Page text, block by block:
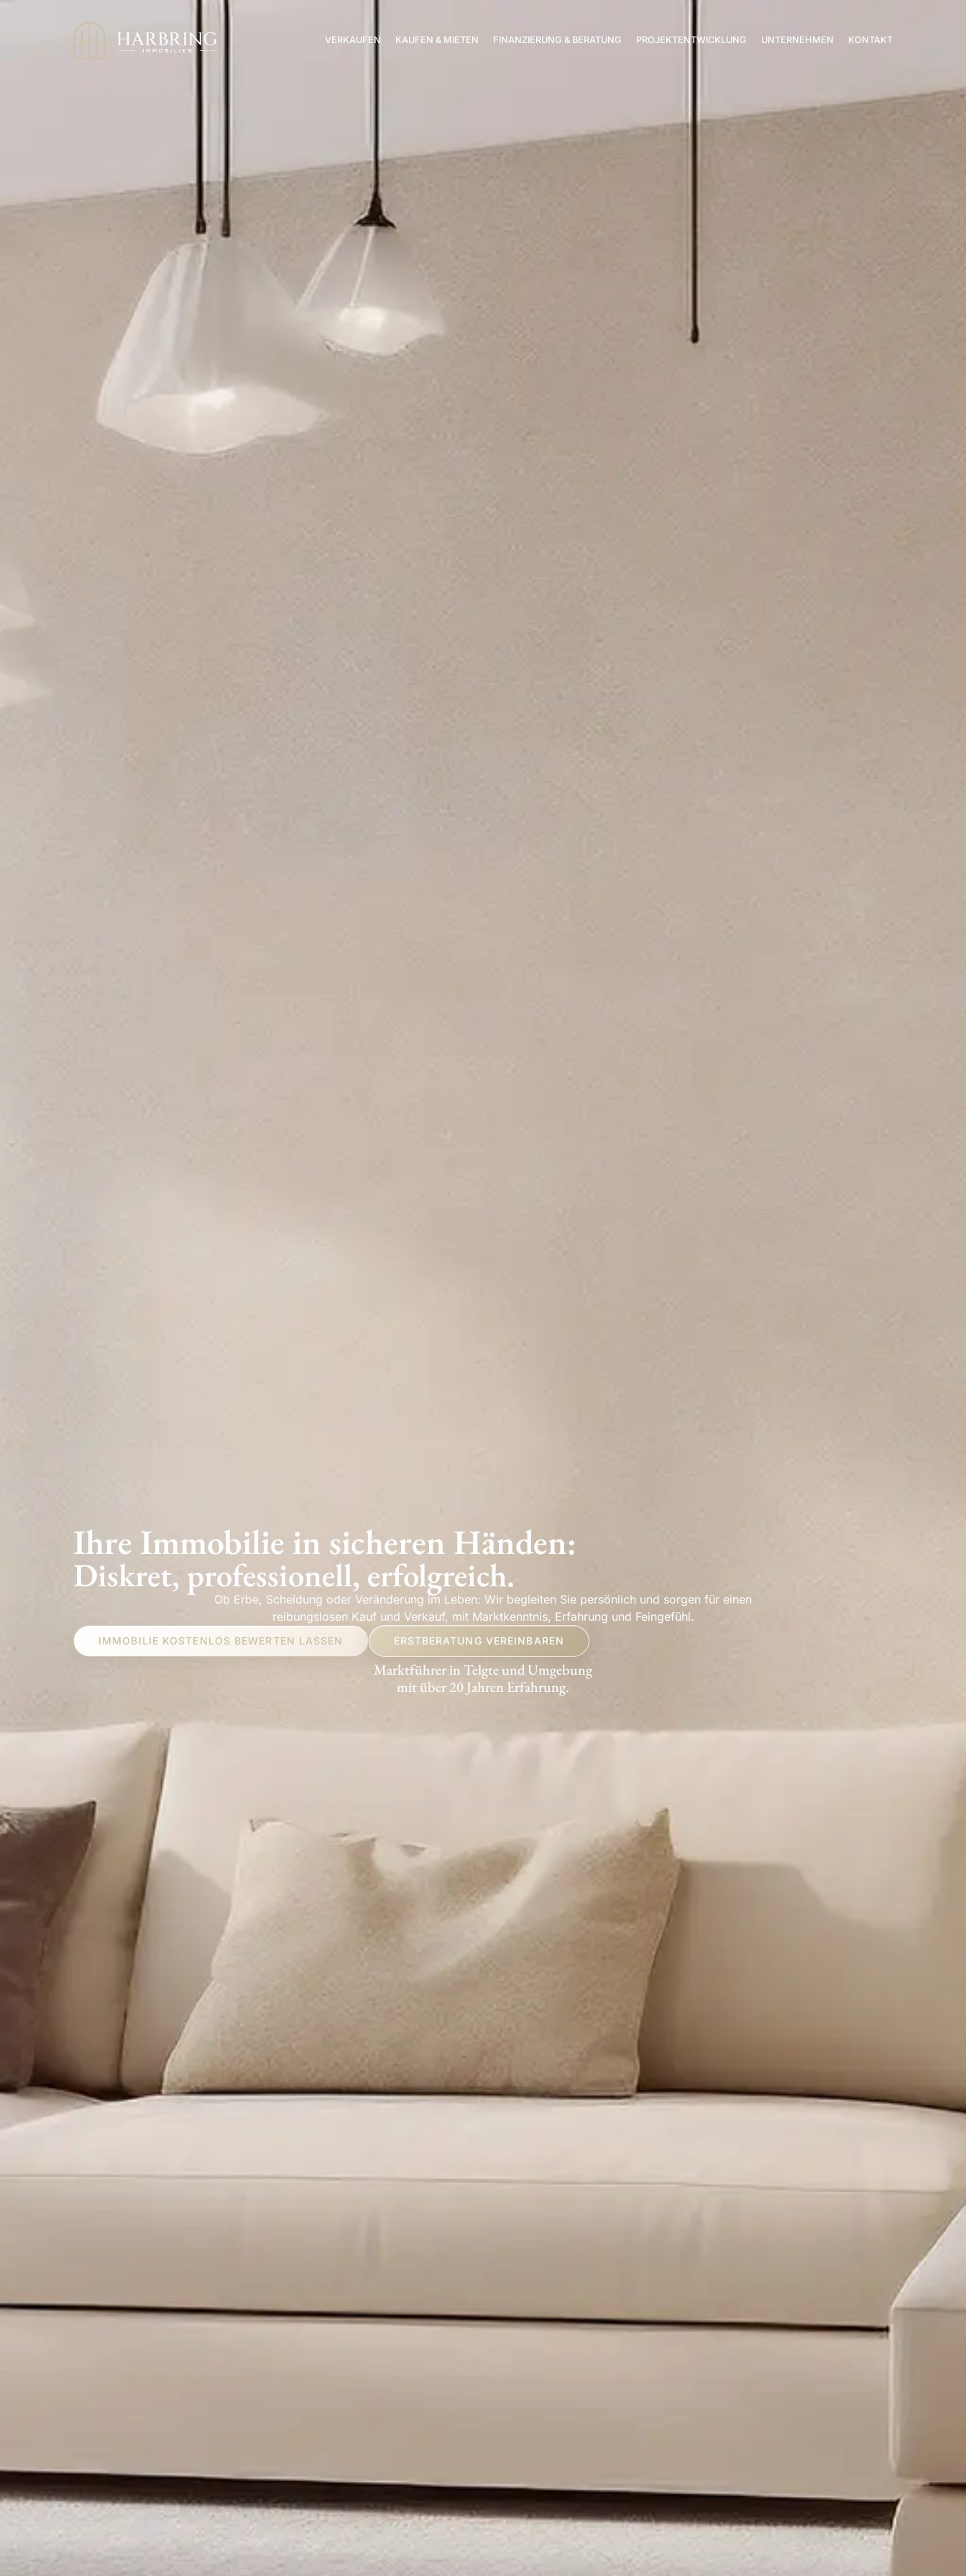
VERKAUFEN KAUFEN & MIETEN FINANZIERUNG & BERATUNG PROJEKTENTWICKLUNG UNTERNEHMEN KONTAKT
Ihre Immobilie in sicheren Händen:
Diskret, professionell, erfolgreich.
Ob Erbe, Scheidung oder Veränderung im Leben: Wir begleiten Sie persönlich und sorgen für einen
reibungslosen Kauf und Verkauf, mit Marktkenntnis, Erfahrung und Feingefühl.
IMMOBILIE KOSTENLOS BEWERTEN LASSEN ERSTBERATUNG VEREINBAREN
Marktführer in Telgte und Umgebung
mit über 20 Jahren Erfahrung.